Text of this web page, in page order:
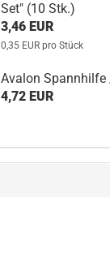
Set" (10 Stk.)
3,46 EUR
0,35 EUR pro Stück
Avalon
4,72 EUR